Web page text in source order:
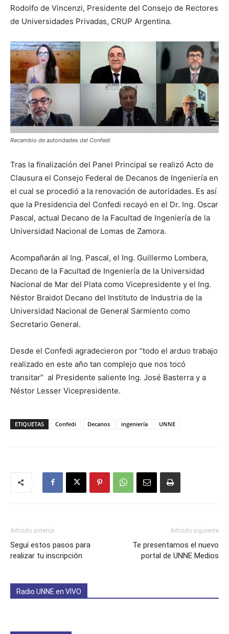
Rodolfo de Vincenzi, Presidente del Consejo de Rectores
de Universidades Privadas, CRUP Argentina.
Recambio de autoridades del Confedi
Tras la finalización del Panel Principal se realizó Acto de
Clausura el Consejo Federal de Decanos de Ingeniería en
el cual se procedió a la renovación de autoridades. Es así
que la Presidencia del Confedi recayó en el Dr. Ing. Oscar
Pascal, actual Decano de la Facultad de Ingeniería de la
Universidad Nacional de Lomas de Zamora.
Acompañarán al Ing. Pascal, el Ing. Guillermo Lombera,
Decano de la Facultad de Ingeniería de la Universidad
Nacional de Mar del Plata como Vicepresidente y el Ing.
Néstor Braidot Decano del Instituto de Industria de la
Universidad Nacional de General Sarmiento como
Secretario General.
Desde el Confedi agradecieron por “todo el arduo trabajo
realizado en este año tan complejo que nos tocó
transitar” al Presidente saliente Ing. José Basterra y a
Néstor Lesser Vicepresidente.
ETIQUETAS Confedi Decanos ingeniería UNNE
Artículo anterior
Seguí estos pasos para
realizar tu inscripción
Artículo siguiente
Te presentamos el nuevo
portal de UNNE Medios
Radio UNNE en VIVO